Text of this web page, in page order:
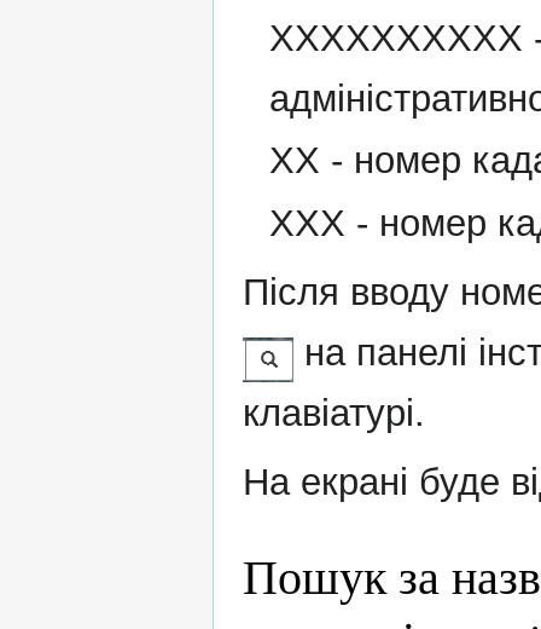
XXXXXXXXXX
XX - номер
XXX - номер
Після вводу
на панелі
клавіатурі.
На екрані буде
Пошук за